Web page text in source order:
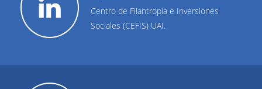
Centro de Filantropía e Inversiones
Sociales (CEFIS) UAI.